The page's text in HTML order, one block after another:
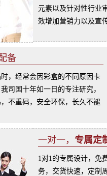
元素以及针对性行业
效增加营销力以及宣
备
，经常会因彩盒的不同原因卡
司国十年如一日的专注研究，
不重码，安全环保，长久不褪
一对一， 专属定
1对1的专属设计，免
务，交货快速，定制